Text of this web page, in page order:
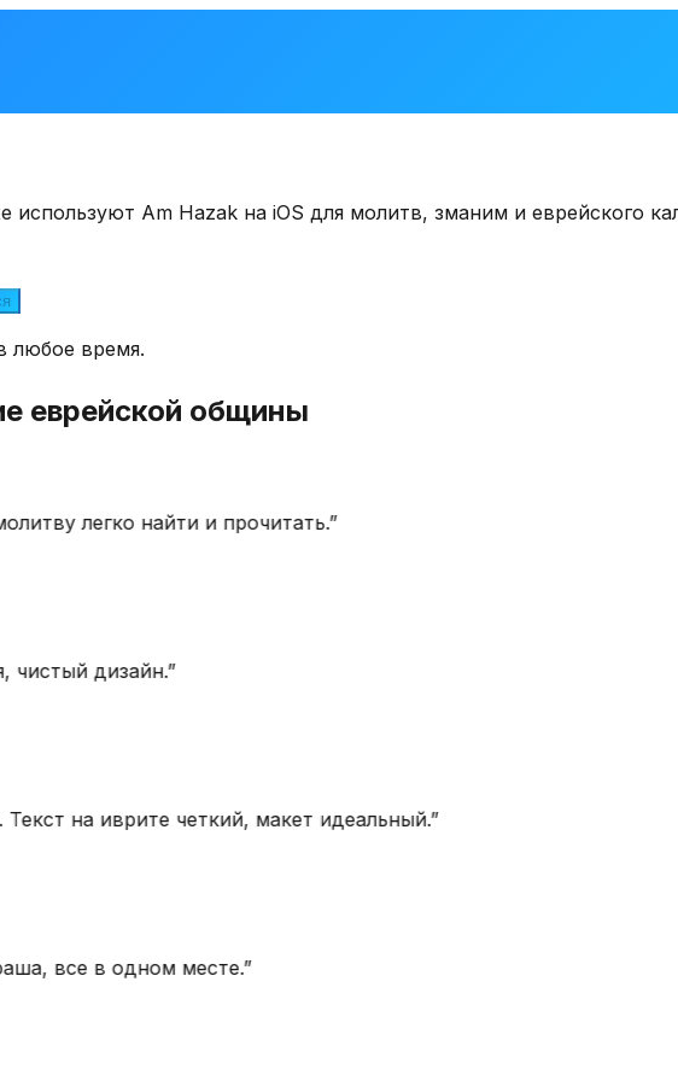
используют Am Hazak на iOS для молитв, зманим и еврейского
любое время.
еврейской общины
легко найти и прочитать.”
дизайн.”
на иврите четкий, макет идеальный.”
все в одном месте.”